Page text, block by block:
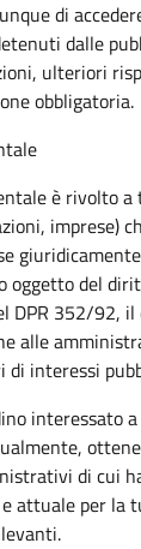
di
dalle
ulteriori
obbligatoria.
è rivolto
imprese)
oggetto del
DPR 352/92,
alle
interessi
interessato
di cui
attuale per la